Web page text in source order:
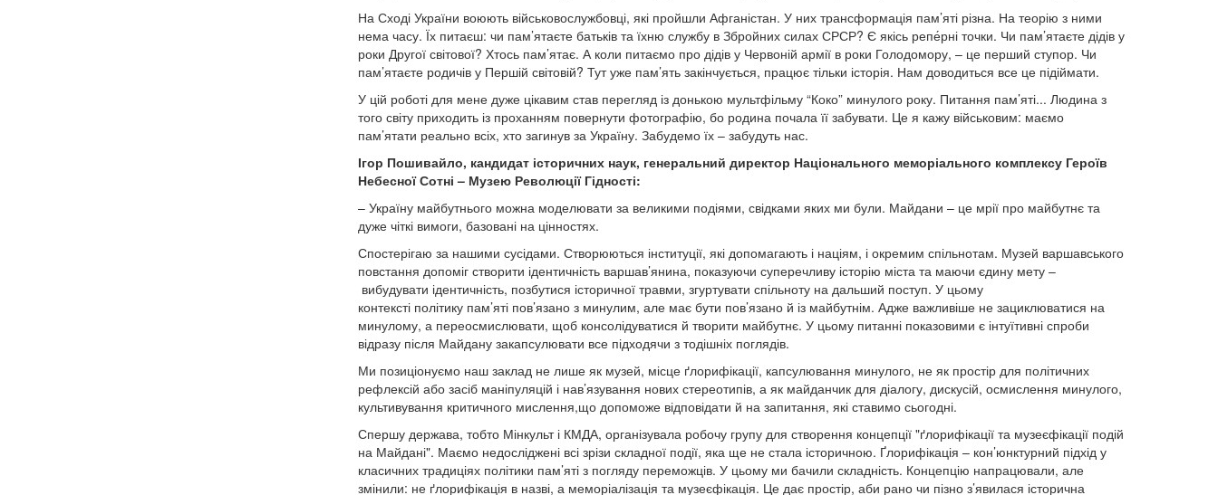
На Сході України воюють військовослужбовці, які пройшли Афганістан. У них трансформація пам’яті різна. На теорію з ними
нема часу. Їх питаєш: чи пам’ятаєте батьків та їхню службу в Збройних силах СРСР? Є якісь репе́рні точки. Чи пам’ятаєте дідів у
роки Другої світової? Хтось пам’ятає. А коли питаємо про дідів у Червоній армії в роки Голодомору, – це перший ступор. Чи
пам’ятаєте родичів у Першій світовій? Тут уже пам’ять закінчується, працює тільки історія. Нам доводиться все це підіймати.
У цій роботі для мене дуже цікавим став перегляд із донькою мультфільму “Коко” минулого року. Питання пам’яті... Людина з
того світу приходить із проханням повернути фотографію, бо родина почала її забувати. Це я кажу військовим: маємо
пам’ятати реально всіх, хто загинув за Україну. Забудемо їх – забудуть нас.
Ігор Пошивайло, кандидат історичних наук, генеральний директор Національного меморіального комплексу Героїв
Небесної Сотні – Музею Революції Гідності:
– Україну майбутнього можна моделювати за великими подіями, свідками яких ми були. Майдани – це мрії про майбутнє та
дуже чіткі вимоги, базовані на цінностях.
Спостерігаю за нашими сусідами. Створюються інституції, які допомагають і націям, і окремим спільнотам. Музей варшавського
повстання допоміг створити ідентичність варшав’янина, показуючи суперечливу історію міста та маючи єдину мету –
вибудувати ідентичність, позбутися історичної травми, згуртувати спільноту на дальший поступ. У цьому
контексті політику пам’яті пов’язано з минулим, але має бути пов’язано й із майбутнім. Адже важливіше не зациклюватися на
минулому, а переосмислювати, щоб консолідуватися й творити майбутнє. У цьому питанні показовими є інтуїтивні спроби
відразу після Майдану закапсулювати все підходячи з тодішніх поглядів.
Ми позиціонуємо наш заклад не лише як музей, місце ґлорифікації, капсулювання минулого, не як простір для політичних
рефлексій або засіб маніпуляцій і нав’язування нових стереотипів, а як майданчик для діалогу, дискусій, осмислення минулого,
культивування критичного мислення,що допоможе відповідати й на запитання, які ставимо сьогодні.
Спершу держава, тобто Мінкульт і КМДА, організувала робочу групу для створення концепції "ґлорифікації та музеєфікації подій
на Майдані". Маємо недосліджені всі зрізи складної події, яка ще не стала історичною. Ґлорифікація – кон’юнктурний підхід у
класичних традиціях політики пам’яті з погляду переможців. У цьому ми бачили складність. Концепцію напрацювали, але
змінили: не ґлорифікація в назві, а меморіалізація та музеєфікація. Це дає простір, аби рано чи пізно з’явилася історична